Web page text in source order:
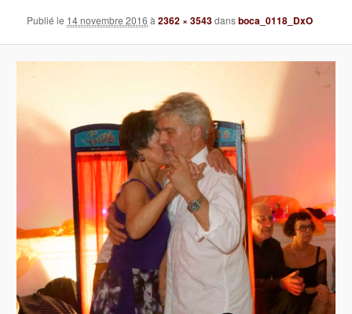
Publié le 14 novembre 2016 à2362 × 3543dansboca_0118_DxO